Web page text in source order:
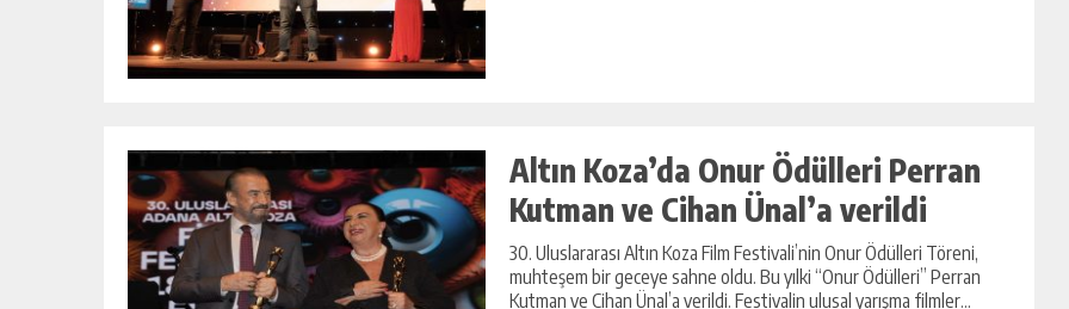
Altın Koza’da Onur Ödülleri Perran
Kutman ve Cihan Ünal’a verildi
30. Uluslararası Altın Koza Film Festivali’nin Onur Ödülleri Töreni,
muhteşem bir geceye sahne oldu. Bu yılki ‘‘Onur Ödülleri’’ Perran
Kutman ve Cihan Ünal’a verildi. Festivalin ulusal yarışma filmler...